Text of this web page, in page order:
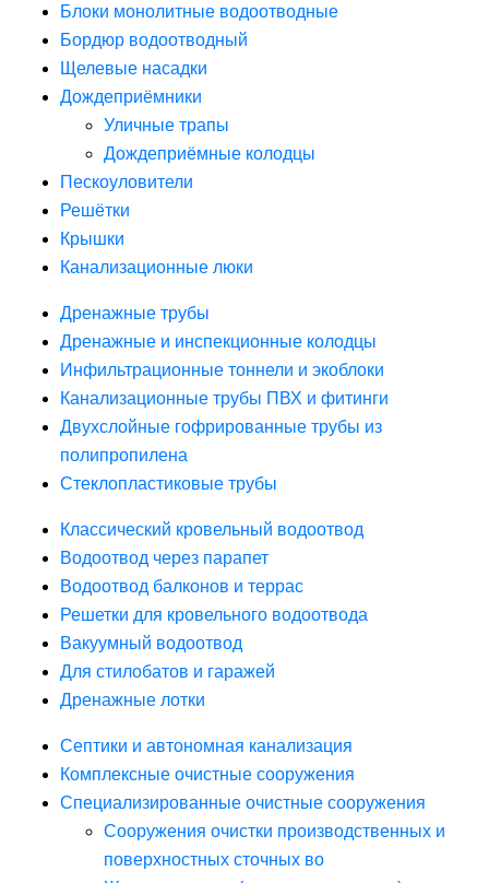
Блоки монолитные водоотводные
Бордюр водоотводный
Щелевые насадки
Дождеприёмники
Уличные трапы
Дождеприёмные колодцы
Пескоуловители
Решётки
Крышки
Канализационные люки
Дренажные трубы
Дренажные и инспекционные колодцы
Инфильтрационные тоннели и экоблоки
Канализационные трубы ПВХ и фитинги
Двухслойные гофрированные трубы из
полипропилена
Стеклопластиковые трубы
Классический кровельный водоотвод
Водоотвод через парапет
Водоотвод балконов и террас
Решетки для кровельного водоотвода
Вакуумный водоотвод
Для стилобатов и гаражей
Дренажные лотки
Септики и автономная канализация
Комплексные очистные сооружения
Специализированные очистные сооружения
Сооружения очистки производственных и
поверхностных сточных во